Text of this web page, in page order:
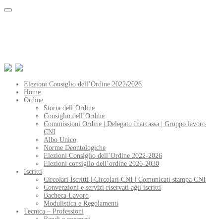
Elezioni Consiglio dell’Ordine 2022/2026
Home
Ordine
Storia dell’Ordine
Consiglio dell’Ordine
Commissioni Ordine | Delegato Inarcassa | Gruppo lavoro
CNI
Albo Unico
Norme Deontologiche
Elezioni Consiglio dell’Ordine 2022-2026
Elezioni consiglio dell’ordine 2026-2030
Iscritti
Circolari Iscritti | Circolari CNI | Comunicati stampa CNI
Convenzioni e servizi riservati agli iscritti
Bacheca Lavoro
Modulistica e Regolamenti
Tecnica – Professioni